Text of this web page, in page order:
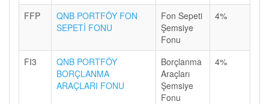
FFP
QNB PORTFÖY FON
SEPETİ FONU
Fon Sepeti
Şemsiye
Fonu
4%
FI3
QNB PORTFÖY
BORÇLANMA
ARAÇLARI FONU
Borçlanma
Araçları
Şemsiye
Fonu
4%